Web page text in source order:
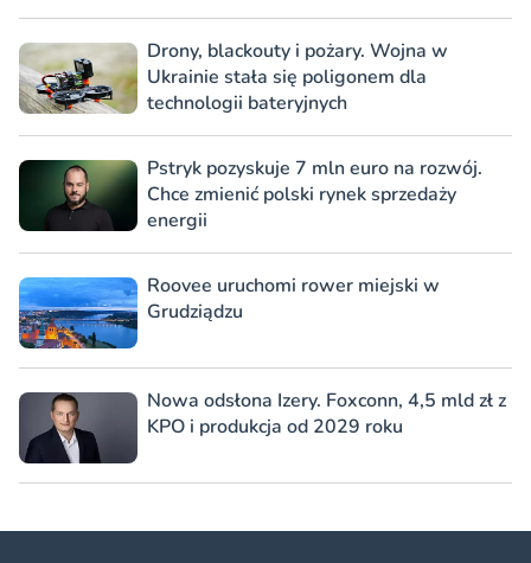
Drony, blackouty i pożary. Wojna w
Ukrainie stała się poligonem dla
technologii bateryjnych
Pstryk pozyskuje 7 mln euro na rozwój.
Chce zmienić polski rynek sprzedaży
energii
Roovee uruchomi rower miejski w
Grudziądzu
Nowa odsłona Izery. Foxconn, 4,5 mld zł z
KPO i produkcja od 2029 roku